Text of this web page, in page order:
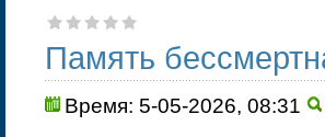
Память
Время: 5-05-2026, 08:31